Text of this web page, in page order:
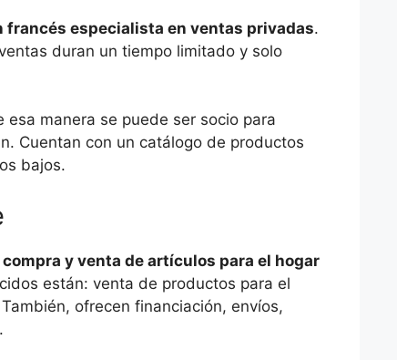
francés especialista en ventas privadas.
duran un tiempo limitado y solo
manera se puede ser socio para
Cuentan con un catálogo de productos
bajos.
y venta de artículos para el hogar
están: venta de productos para el
ofrecen financiación, envíos,